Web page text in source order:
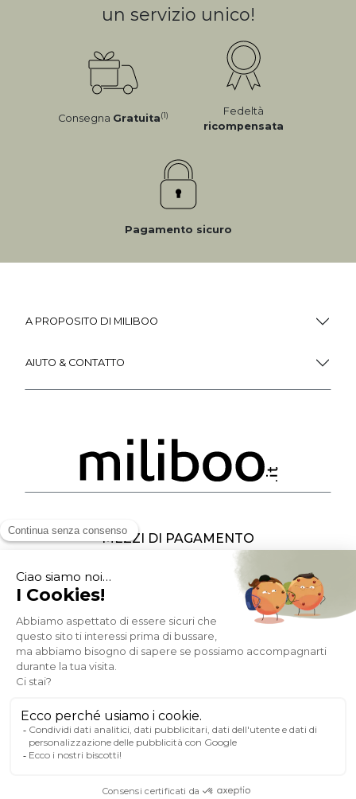
un servizio unico!
Consegna Gratuita(1)
Fedeltà
ricompensata
Pagamento sicuro
A PROPOSITO DI MILIBOO
AIUTO & CONTATTO
MEZZI DI PAGAMENTO
SOCIAL NETWORK
ITALIA
Diritti riservati